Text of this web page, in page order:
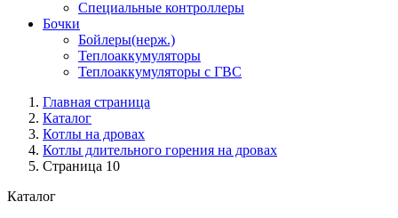
Специальные контроллеры
Бочки
Бойлеры(нерж.)
Теплоаккумуляторы
Теплоаккумуляторы с ГВС
Главная страница
Каталог
Котлы на дровах
Котлы длительного горения на дровах
Страница 10
Каталог